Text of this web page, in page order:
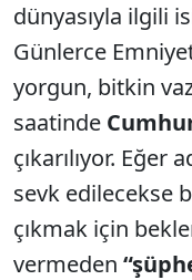
dünyasıyla ilgili
Günlerce
yorgun, bitkin
saatinde
çıkarılıyor.
sevk edilecekse
çıkmak için
vermeden